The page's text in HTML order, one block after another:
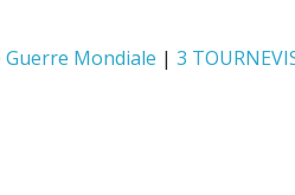
Guerre Mondiale | 3